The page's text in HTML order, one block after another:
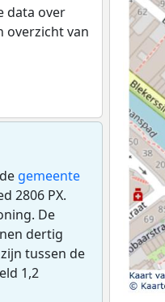
data over
overzicht van
gemeente
2806 PX.
De
dertig
tussen de
1,2